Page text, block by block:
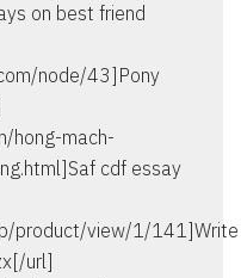
on best friend
node/43]Pony
hong-mach-
cdf essay
product/view/1/141]Write
url]